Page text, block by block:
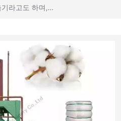
라고도 하며,…